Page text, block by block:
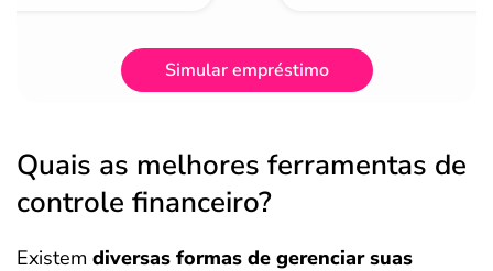
Simular empréstimo
Quais as melhores ferramentas de
controle financeiro?
Existem diversas formas de gerenciar suas